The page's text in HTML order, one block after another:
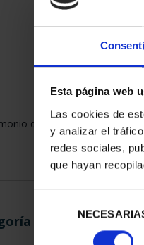
Esta página web
Las cookies de
y analizar el
redes sociales,
que hayan
consentimiento
de la
5